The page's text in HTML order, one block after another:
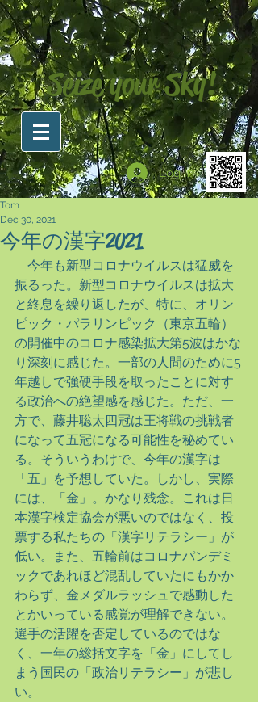
Seize your Sky!
Log In
今年の漢字2021
Tom
Dec 30, 2021
今年も新型コロナウイルスは猛威を
振るった。新型コロナウイルスは拡大
と終息を繰り返したが、特に、オリン
ピック・パラリンピック（東京五輪）
の開催中のコロナ感染拡大第5波はかな
り深刻に感じた。一部の人間のために5
年越しで強硬手段を取ったことに対す
る政治への絶望感を感じた。ただ、一
方で、藤井聡太四冠は王将戦の挑戦者
になって五冠になる可能性を秘めてい
る。そういうわけで、今年の漢字は
「五」を予想していた。しかし、実際
には、「金」。かなり残念。これは日
本漢字検定協会が悪いのではなく、投
票する私たちの「漢字リテラシー」が
低い。また、五輪前はコロナパンデミ
ックであれほど混乱していたにもかか
わらず、金メダルラッシュで感動した
とかいっている感覚が理解できない。
選手の活躍を否定しているのではな
く、一年の総括文字を「金」にしてし
まう国民の「政治リテラシー」が悲し
い。